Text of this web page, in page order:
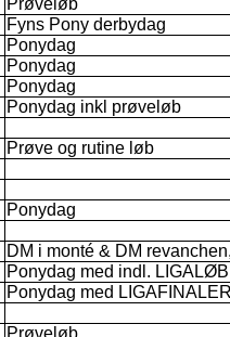
Fyns Pony derbydag
Ponydag
Ponydag
Ponydag
Ponydag inkl prøveløb
Prøve og rutine løb
Ponydag
DM i monté & DM
Ponydag med indl. LIGALØB
Ponydag med
Prøveløb